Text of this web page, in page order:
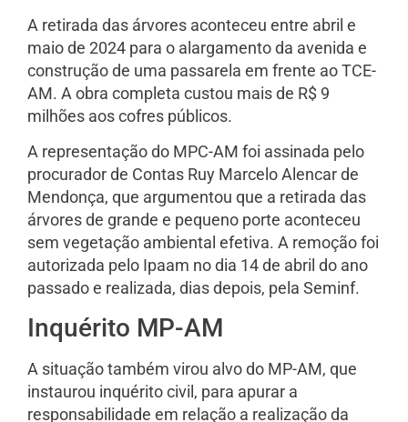
A retirada das árvores aconteceu entre abril e
maio de 2024 para o alargamento da avenida e
construção de uma passarela em frente ao TCE-
AM. A obra completa custou mais de R$ 9
milhões aos cofres públicos.
A representação do MPC-AM foi assinada pelo
procurador de Contas Ruy Marcelo Alencar de
Mendonça, que argumentou que a retirada das
árvores de grande e pequeno porte aconteceu
sem vegetação ambiental efetiva. A remoção foi
autorizada pelo Ipaam no dia 14 de abril do ano
passado e realizada, dias depois, pela Seminf.
Inquérito MP-AM
A situação também virou alvo do MP-AM, que
instaurou inquérito civil, para apurar a
responsabilidade em relação a realização da